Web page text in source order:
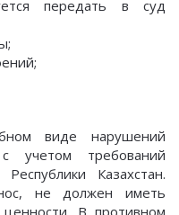
передать в суд
виде нарушений
учетом требований
Казахстан.
не должен иметь
В противном